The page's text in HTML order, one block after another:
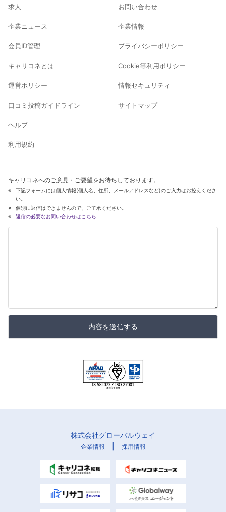
求人
企業ニュース
会員ID管理
キャリコネとは
運営ポリシー
口コミ投稿ガイドライン
ヘルプ
利用規約
お問い合わせ
企業情報
プライバシーポリシー
Cookie等利用ポリシー
情報セキュリティ
サイトマップ
キャリコネへのご意見・ご要望をお待ちしております。
下記フォームには個人情報(個人名、住所、メールアドレスなど)のご入力はお控えくださ
い。
個別に返信はできませんので、ご了承ください。
返信の必要なお問い合わせはこちら
内容を送信する
株式会社グローバルウェイ
企業情報 採用情報